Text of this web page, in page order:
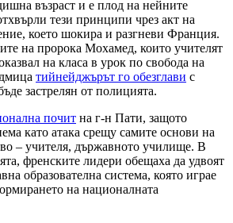
възраст и е плод на нейните
тези принципи чрез акт на
което шокира и разгневи Франция.
на пророка Мохамед, които учителят
на класа в урок по свобода на
тийнейджърът го обезглави с
застрелян от полицията.
почит на г-н Пати, защото
като атака срещу самите основи на
– учителя, държавното училище. В
френските лидери обещаха да удвоят
образователна система, която играе
на националната